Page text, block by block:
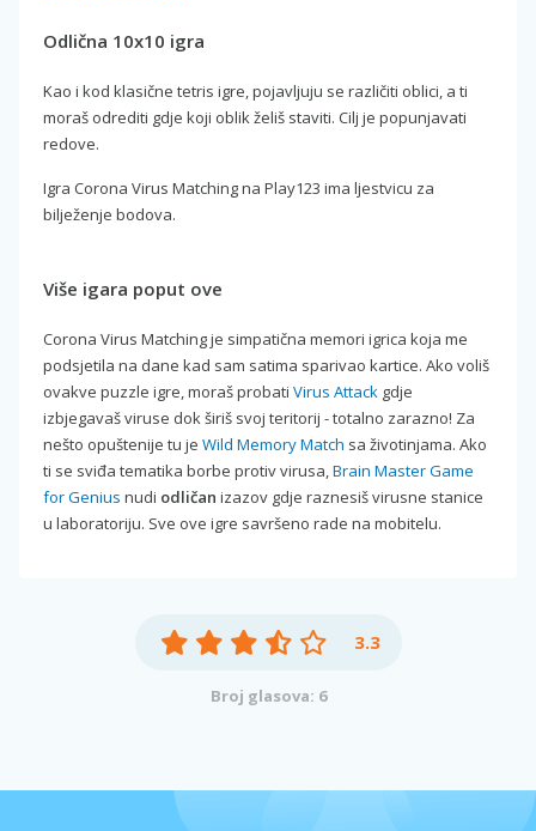
Odlična 10x10 igra
Kao i kod klasične tetris igre, pojavljuju se različiti oblici, a ti
moraš odrediti gdje koji oblik želiš staviti. Cilj je popunjavati
redove.
Igra Corona Virus Matching na Play123 ima ljestvicu za
bilježenje bodova.
Više igara poput ove
Corona Virus Matching je simpatična memori igrica koja me
podsjetila na dane kad sam satima sparivao kartice. Ako voliš
ovakve puzzle igre, moraš probati Virus Attack gdje
izbjegavaš viruse dok širiš svoj teritorij - totalno zarazno! Za
nešto opuštenije tu je Wild Memory Match sa životinjama. Ako
ti se sviđa tematika borbe protiv virusa,Brain Master Game
for Genius nudi odličan izazov gdje raznesiš virusne stanice
u laboratoriju. Sve ove igre savršeno rade na mobitelu.
3.3
Broj glasova: 6